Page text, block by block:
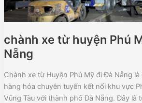
chành xe từ huyện Phú
Nẵng
Chành xe từ Huyện Phú Mỹ đi Đà Nẵng
hàng hóa chuyên tuyến kết nối khu vực
Vũng Tàu với thành phố Đà Nẵng. Đây là